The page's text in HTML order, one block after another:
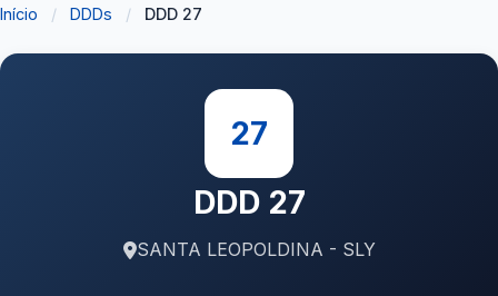
Início / DDDs / DDD 27
27
DDD 27
SANTA LEOPOLDINA - SLY